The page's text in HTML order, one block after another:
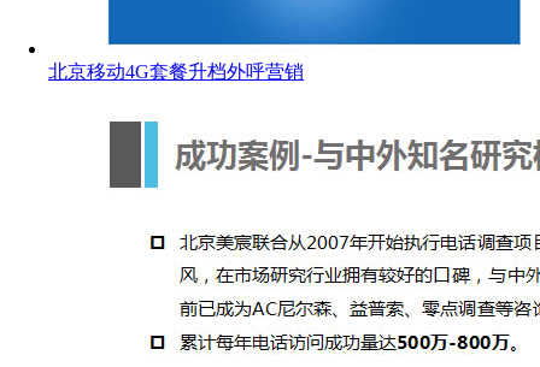
北京移动4G套餐升档外呼营销